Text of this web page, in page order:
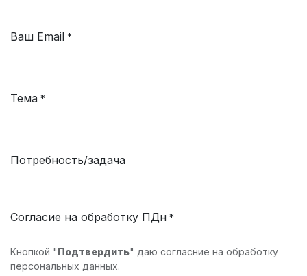
Ваш Email *
Тема *
Потребность/задача
Согласие на обработку ПДн *
Кнопкой "Подтвердить" даю согласние на обработку
персональных данных.